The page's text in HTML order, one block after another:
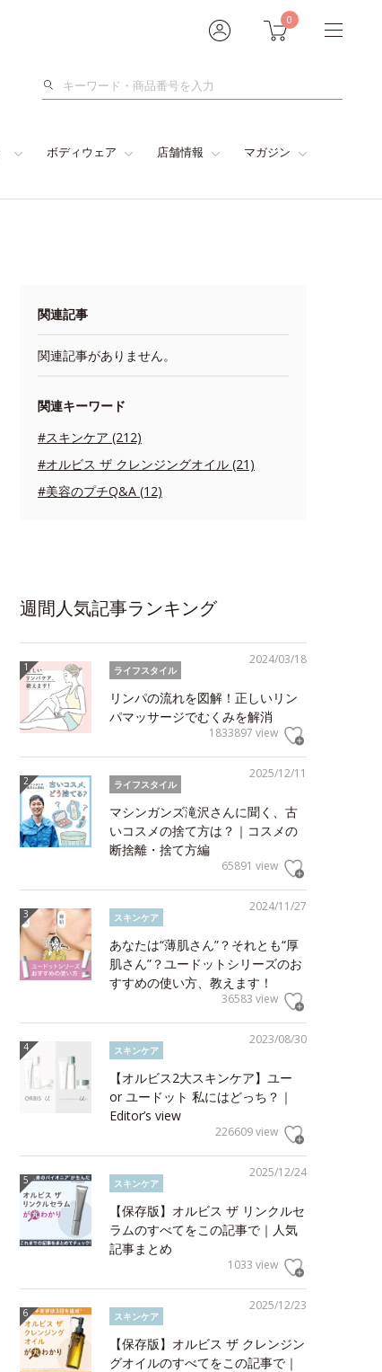
0
検
ボディウェア 店舗情報 マガジン
関連記事
関連記事がありません。
関連キーワード
#スキンケア (212)
#オルビス ザ クレンジングオイル (21)
#美容のプチQ&A (12)
週間人気記事ランキング
2024/03/18
ライフスタイル
リンパの流れを図解！正しいリン
パマッサージでむくみを解消
1833897 view
2025/12/11
ライフスタイル
マシンガンズ滝沢さんに聞く、古
いコスメの捨て方は？｜コスメの
断捨離・捨て方編
65891 view
2024/11/27
スキンケア
あなたは“薄肌さん”？それとも“厚
肌さん”？ユードットシリーズのお
すすめの使い方、教えます！
36583 view
2023/08/30
スキンケア
【オルビス2大スキンケア】ユー
or ユードット 私にはどっち？｜
Editor’s view
226609 view
2025/12/24
スキンケア
【保存版】オルビス ザ リンクルセ
ラムのすべてをこの記事で｜人気
記事まとめ
1033 view
2025/12/23
スキンケア
【保存版】オルビス ザ クレンジン
グオイルのすべてをこの記事で｜